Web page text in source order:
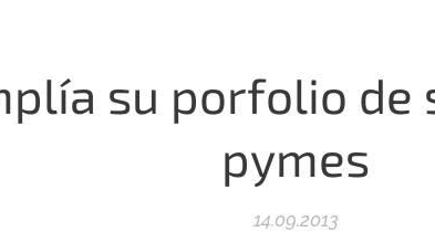
su porfolio de
pymes
14.09.2013